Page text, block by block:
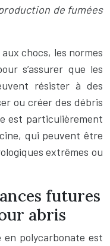
de fumées
chocs, les normes
s’assurer que les
résister à des
ou créer des débris
est particulièrement
qui peuvent être
extrêmes ou
futures
abris
en polycarbonate est